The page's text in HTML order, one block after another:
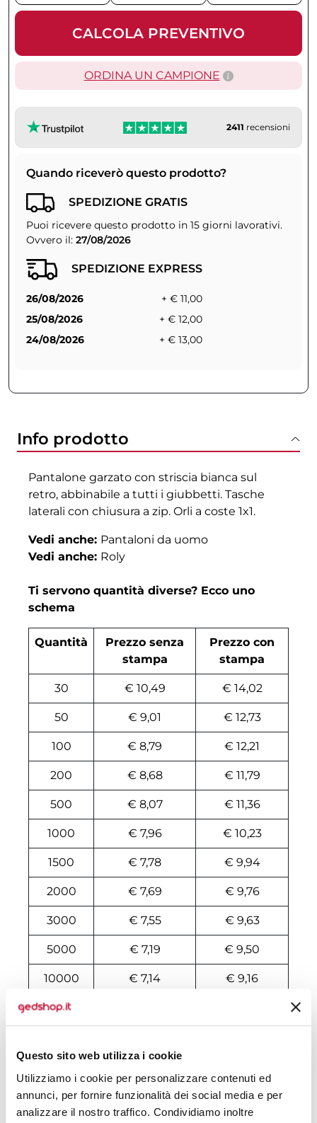
Questo sito web utilizza i cookie
Utilizziamo i cookie per personalizzare contenuti ed
annunci, per fornire funzionalità dei social media e per
analizzare il nostro traffico. Condividiamo inoltre
CALCOLA PREVENTIVO
ORDINA UN CAMPIONE
2411 recensioni
Quando riceverò questo prodotto?
SPEDIZIONE GRATIS
Puoi ricevere questo prodotto in 15 giorni lavorativi.
Ovvero il: 27/08/2026
SPEDIZIONE EXPRESS
26/08/2026
+ € 11,00
25/08/2026
+ € 12,00
24/08/2026
+ € 13,00
Info prodotto
Pantalone garzato con striscia bianca sul
retro, abbinabile a tutti i giubbetti. Tasche
laterali con chiusura a zip. Orli a coste 1x1.
Vedi anche: Pantaloni da uomo
Vedi anche: Roly
Ti servono quantità diverse? Ecco uno
schema
Quantità
Prezzo senza
stampa
Prezzo con
stampa
30 € 10,49 € 14,02
50 € 9,01 € 12,73
100 € 8,79 € 12,21
200 € 8,68 € 11,79
500 € 8,07 € 11,36
1000 € 7,96 € 10,23
1500 € 7,78 € 9,94
2000 € 7,69 € 9,76
3000 € 7,55 € 9,63
5000 € 7,19 € 9,50
10000 € 7,14 € 9,16
Tecniche di stampa
Area di personalizzazione
Domande e risposte